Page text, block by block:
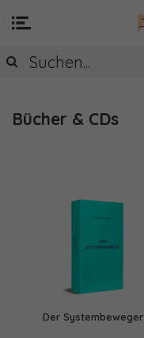
Bücher & CDs
Der Systembeweger